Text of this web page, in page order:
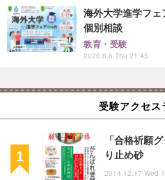
海外大学進学フェ
個別相談
教育・受験
2026.8.6 Thu 21:45
受験アクセス
「合格祈願
り止め砂
2014.12.17 Wed